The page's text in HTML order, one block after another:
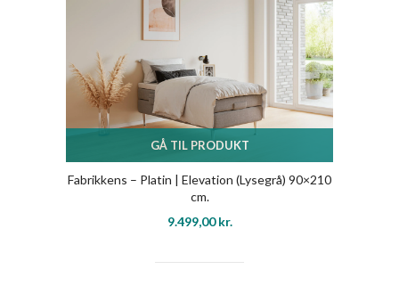
GÅ TIL PRODUKT
Fabrikkens – Platin | Elevation (Lysegrå) 90×210
cm.
9.499,00kr.